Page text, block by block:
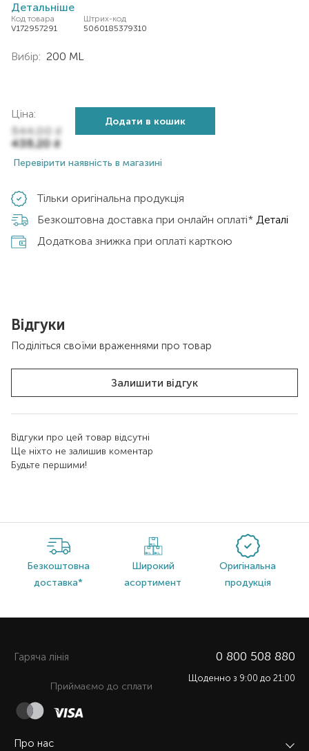
Детальніше
Код товара
V172957291
Штрих-код
5060185379310
Вибір: 200 ML
Ціна:
544,00
435,20₴
Додати в кошик
Перевірити наявність в магазині
Тільки оригінальна продукція
Безкоштовна доставка при онлайн оплаті* Деталі
Додаткова знижка при оплаті карткою
Відгуки
Поділіться своїми враженнями про товар
Залишити відгук
Відгуки про цей товар відсутні
Ще ніхто не залишив коментар
Будьте першими!
Безкоштовна
доставка*
Широкий
асортимент
Оригінальна
продукція
Про нас
Гаряча лiнiя 0 800 508 880
Щоденно з 9:00 до 21:00
Приймаємо до сплати